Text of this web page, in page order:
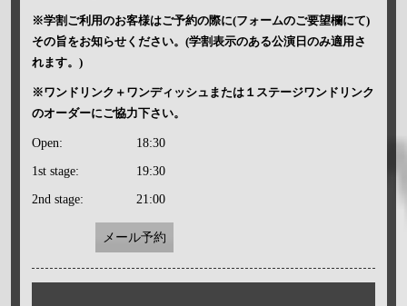
※学割ご利用のお客様はご予約の際に(フォームのご要望欄にて)
その旨をお知らせください。(学割表示のある公演日のみ適用さ
れます。)
※ワンドリンク＋ワンディッシュまたは１ステージワンドリンク
のオーダーにご協力下さい。
Open: 18:30
1st stage: 19:30
2nd stage: 21:00
メール予約